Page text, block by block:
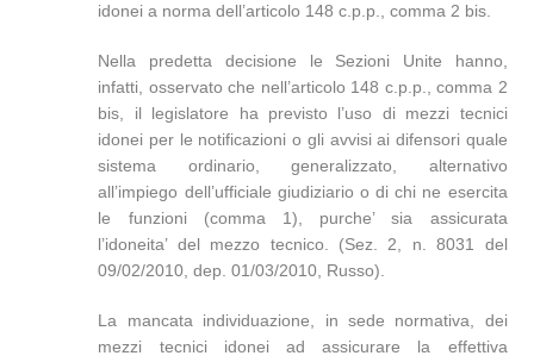
idonei a norma dell’articolo 148 c.p.p., comma 2 bis.
Nella predetta decisione le Sezioni Unite hanno,
infatti, osservato che nell’articolo 148 c.p.p., comma 2
bis, il legislatore ha previsto l’uso di mezzi tecnici
idonei per le notificazioni o gli avvisi ai difensori quale
sistema ordinario, generalizzato, alternativo
all’impiego dell’ufficiale giudiziario o di chi ne esercita
le funzioni (comma 1), purche’ sia assicurata
l’idoneita’ del mezzo tecnico. (Sez. 2, n. 8031 del
09/02/2010, dep. 01/03/2010, Russo).
La mancata individuazione, in sede normativa, dei
mezzi tecnici idonei ad assicurare la effettiva